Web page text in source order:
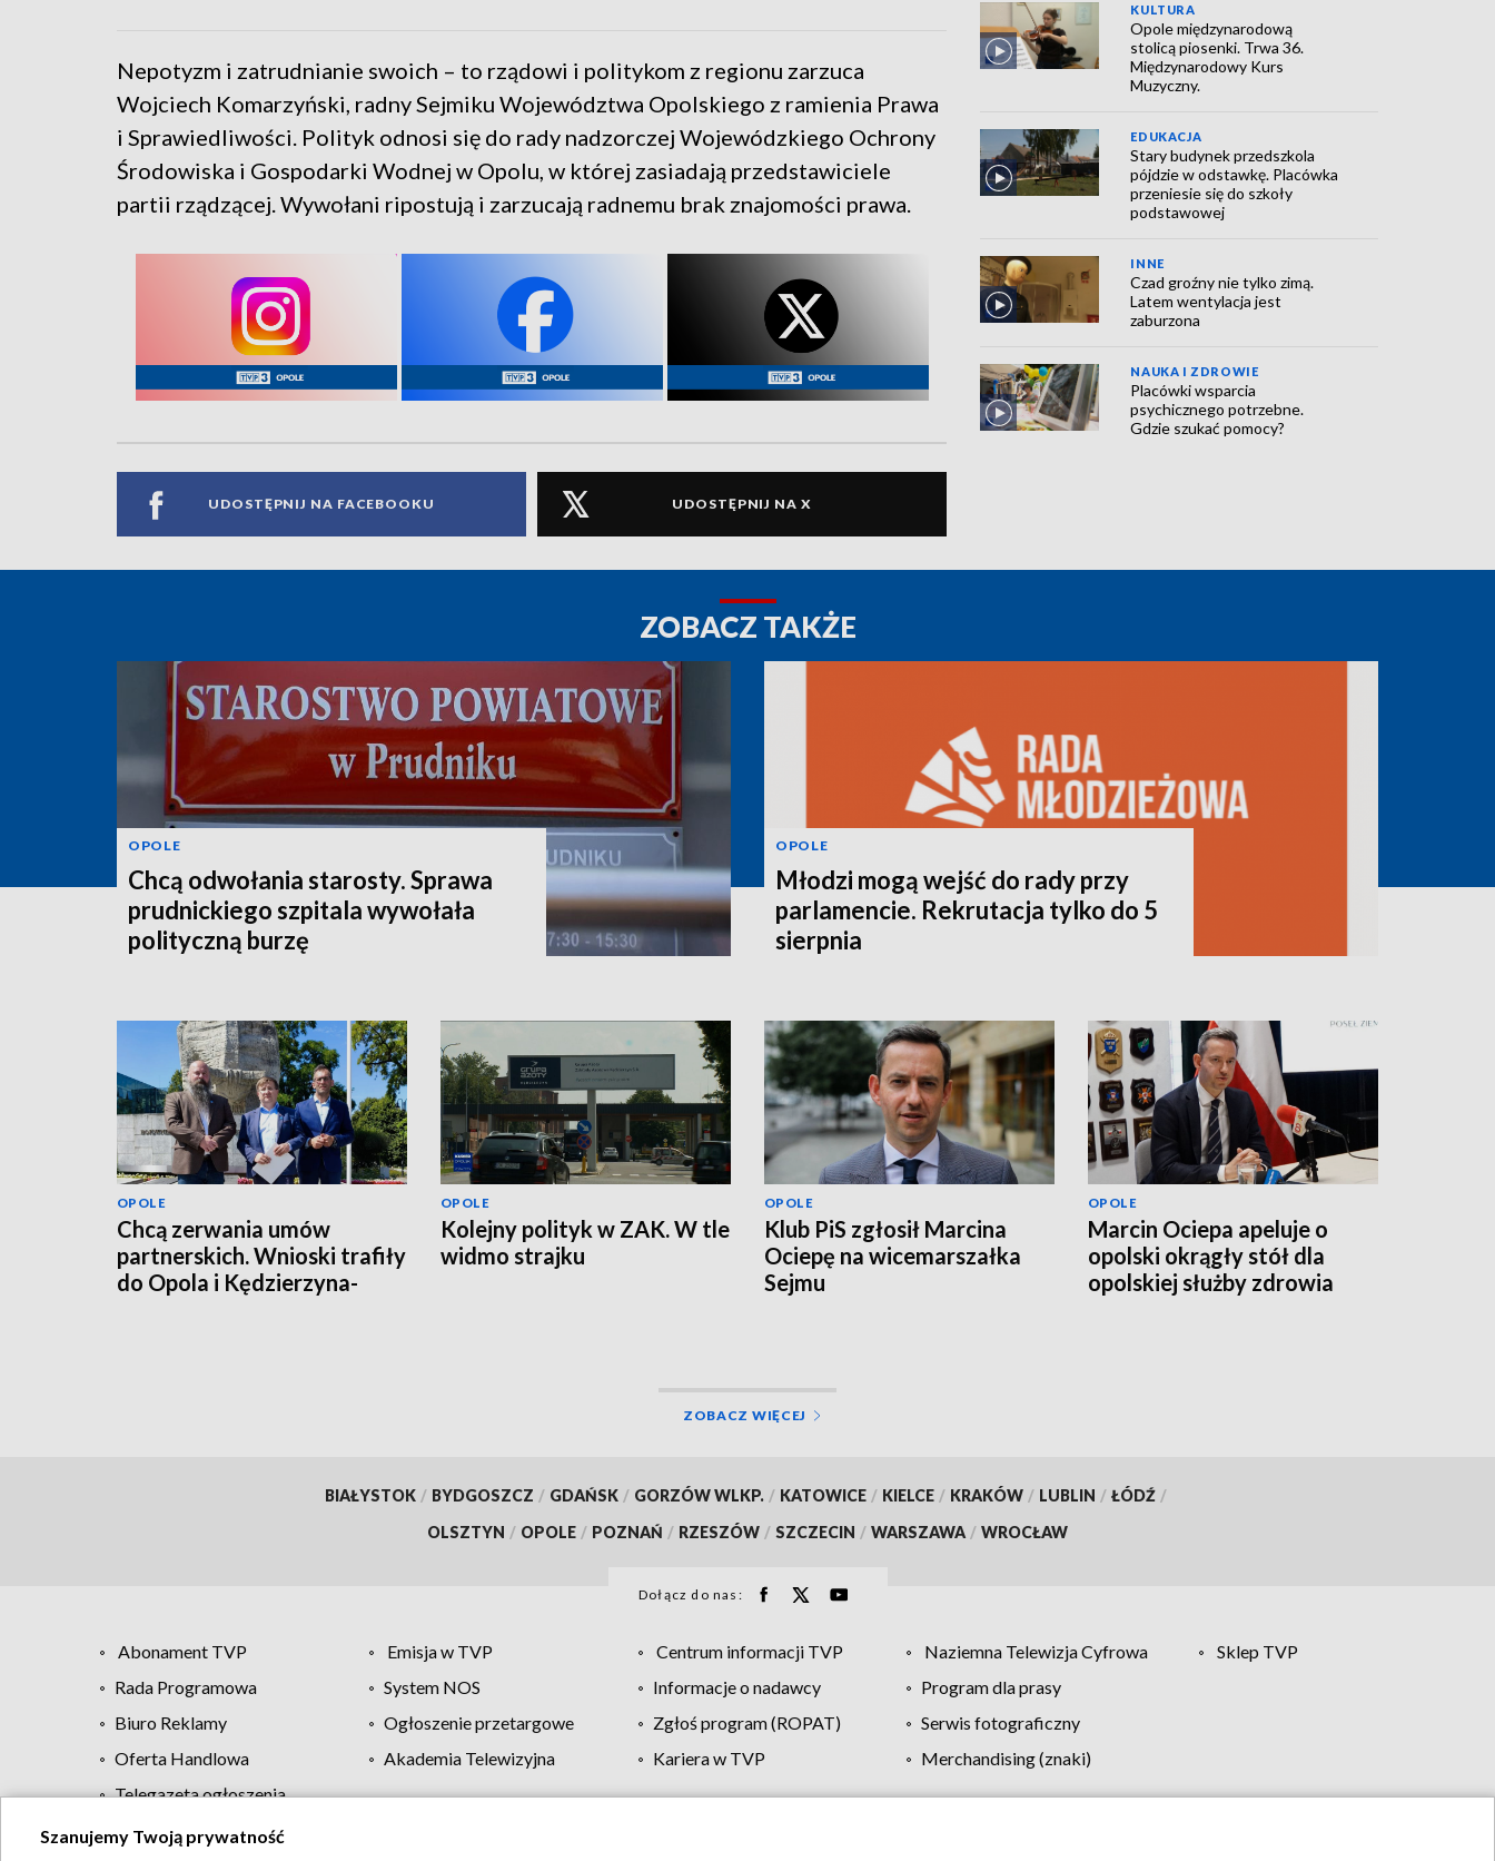
Nepotyzm i zatrudnianie swoich – to rządowi i politykom z regionu zarzuca
Wojciech Komarzyński, radny Sejmiku Województwa Opolskiego z ramienia Prawa
i Sprawiedliwości. Polityk odnosi się do rady nadzorczej Wojewódzkiego Ochrony
Środowiska i Gospodarki Wodnej w Opolu, w której zasiadają przedstawiciele
partii rządzącej. Wywołani ripostują i zarzucają radnemu brak znajomości prawa.
UDOSTĘPNIJ NA FACEBOOKU UDOSTĘPNIJ NA X
KULTURA
Opole międzynarodową
stolicą piosenki. Trwa 36.
Międzynarodowy Kurs
Muzyczny.
EDUKACJA
Stary budynek przedszkola
pójdzie w odstawkę. Placówka
przeniesie się do szkoły
podstawowej
INNE
Czad groźny nie tylko zimą.
Latem wentylacja jest
zaburzona
NAUKA I ZDROWIE
Placówki wsparcia
psychicznego potrzebne.
Gdzie szukać pomocy?
ZOBACZ TAKŻE
OPOLE
Chcą odwołania starosty. Sprawa
prudnickiego szpitala wywołała
polityczną burzę
OPOLE
Młodzi mogą wejść do rady przy
parlamencie. Rekrutacja tylko do 5
sierpnia
OPOLE
Chcą zerwania umów
partnerskich. Wnioski trafiły
do Opola i Kędzierzyna-
OPOLE
Kolejny polityk w ZAK. W tle
widmo strajku
OPOLE
Klub PiS zgłosił Marcina
Ociepę na wicemarszałka
Sejmu
OPOLE
Marcin Ociepa apeluje o
opolski okrągły stół dla
opolskiej służby zdrowia
ZOBACZ WIĘCEJ
BIAŁYSTOK / BYDGOSZCZ / GDAŃSK / GORZÓW WLKP. / KATOWICE / KIELCE / KRAKÓW / LUBLIN / ŁÓDŹ /
OLSZTYN / OPOLE / POZNAŃ / RZESZÓW / SZCZECIN / WARSZAWA / WROCŁAW
Dołącz do nas:
Abonament TVP Emisja w TVP Centrum informacji TVP Naziemna Telewizja Cyfrowa
Sklep TVP
Rada Programowa
System NOS Informacje o nadawcy
Program dla prasy
Biuro Reklamy
Ogłoszenie przetargowe Zgłoś program (ROPAT)
Serwis fotograficzny
Oferta Handlowa
Akademia Telewizyjna Kariera w TVP
Merchandising (znaki)
Telegazeta ogłoszenia
Szanujemy Twoją prywatność